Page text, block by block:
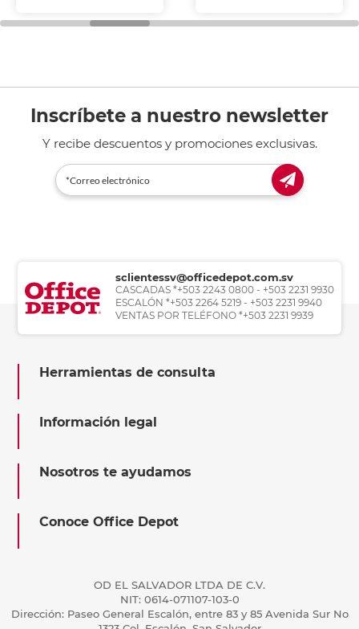
Inscríbete a nuestro newsletter
Y recibe descuentos y promociones exclusivas.
sclientessv@officedepot.com.sv
CASCADAS *+503 2243 0800 - +503 2231 9930
ESCALÓN *+503 2264 5219 - +503 2231 9940
VENTAS POR TELÉFONO *+503 2231 9939
Herramientas de consulta
Información legal
Nosotros te ayudamos
Conoce Office Depot
OD EL SALVADOR LTDA DE C.V.
NIT: 0614-071107-103-0
Dirección: Paseo General Escalón, entre 83 y 85 Avenida Sur No